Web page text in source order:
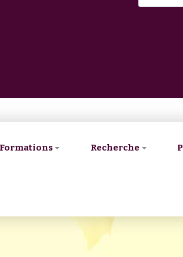
Formations Recherche